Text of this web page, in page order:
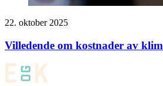
22. oktober 2025
Villedende om kostnader av